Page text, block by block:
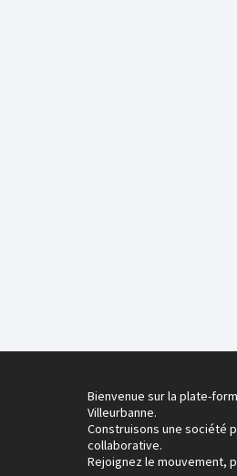
Bienvenue sur la plate-
Villeurbanne.
Construisons une société
collaborative.
Rejoignez le mouvement,